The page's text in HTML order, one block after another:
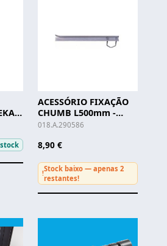
-
stock
ACESSÓRIO FIXAÇÃO
CHUMB L500mm -
TEKA
018.A.290586
8,90 €
!
Stock baixo — apenas 2
restantes!